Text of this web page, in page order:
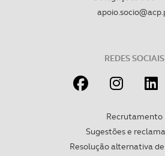
REDES SOCIAIS
Recrutamento
Sugestões e
Resolução alternativa